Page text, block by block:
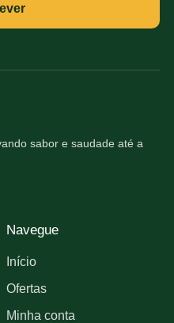
sabor e saudade até a
Navegue
Início
Ofertas
Minha conta